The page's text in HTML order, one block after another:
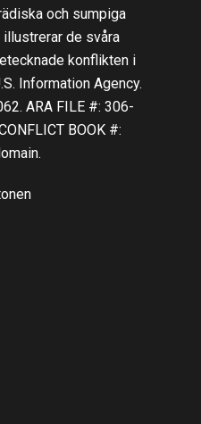
och sumpiga
illustrerar de svåra
konflikten i
Information Agency.
ARA FILE #: 306-
BOOK #: